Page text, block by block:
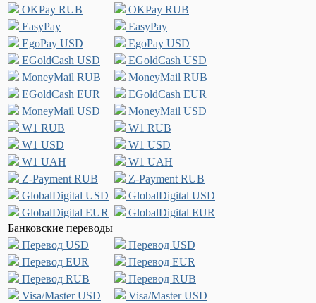
OKPay RUB
OKPay RUB
EasyPay
EasyPay
EgoPay USD
EgoPay USD
EGoldCash USD
EGoldCash USD
MoneyMail RUB
MoneyMail RUB
EGoldCash EUR
EGoldCash EUR
MoneyMail USD
MoneyMail USD
W1 RUB
W1 RUB
W1 USD
W1 USD
W1 UAH
W1 UAH
Z-Payment RUB
Z-Payment RUB
GlobalDigital USD
GlobalDigital USD
GlobalDigital EUR
GlobalDigital EUR
Банковские переводы
Перевод USD
Перевод USD
Перевод EUR
Перевод EUR
Перевод RUB
Перевод RUB
Visa/Master USD
Visa/Master USD